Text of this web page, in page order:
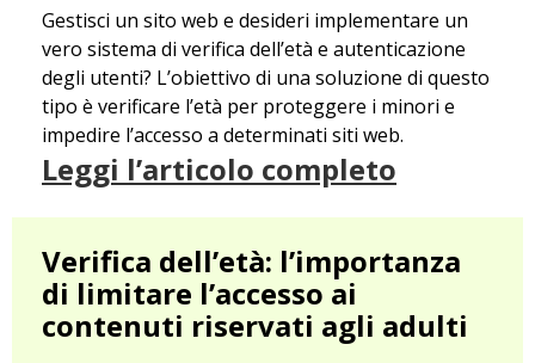
Gestisci un sito web e desideri implementare un
vero sistema di verifica dell’età e autenticazione
degli utenti? L’obiettivo di una soluzione di questo
tipo è verificare l’età per proteggere i minori e
impedire l’accesso a determinati siti web.
Leggi l’articolo completo
Verifica dell’età: l’importanza
di limitare l’accesso ai
contenuti riservati agli adulti